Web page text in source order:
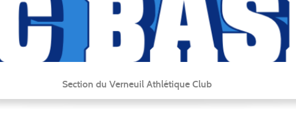
Section du Verneuil Athlétique Club